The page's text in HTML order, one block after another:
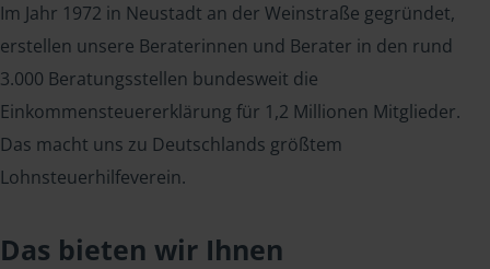
Im Jahr 1972 in Neustadt an der Weinstraße gegründet,
erstellen unsere Beraterinnen und Berater in den rund
3.000 Beratungsstellen bundesweit die
Einkommensteuererklärung für 1,2 Millionen Mitglieder.
Das macht uns zu Deutschlands größtem
Lohnsteuerhilfeverein.
Das bieten wir Ihnen